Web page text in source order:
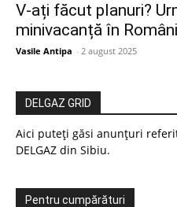
V-ați făcut planuri?
minivacanță în
Vasile Antipa - 2 august 2025
DELGAZ GRID
Aici puteți găsi anunțuri
DELGAZ din Sibiu.
Pentru cumpărături